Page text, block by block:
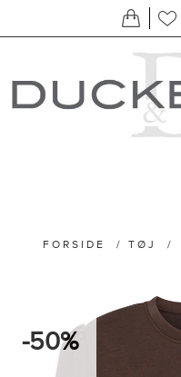
FORSIDE / TØJ /
-50%